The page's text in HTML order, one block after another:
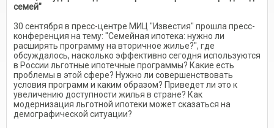
семей"
30 сентября в пресс-центре МИЦ "Известия" прошла пресс-
конференция на тему: "Семейная ипотека: нужно ли
расширять программу на вторичное жилье?", где
обсуждалось, насколько эффективно сегодня используются
в России льготные ипотечные программы? Какие есть
проблемы в этой сфере? Нужно ли совершенствовать
условия программ и каким образом? Приведет ли это к
увеличению доступности жилья в стране? Как
модернизация льготной ипотеки может сказаться на
демографической ситуации?